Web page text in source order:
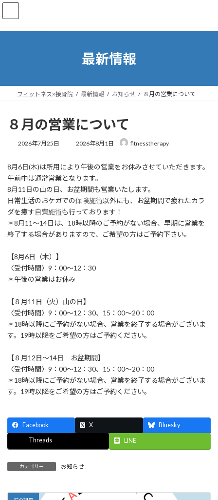
コ
ン
ナ
ー
最新情報
フィットネス×接骨院 最新情報 お知らせ ８月の営業について
８月の営業について
2026年7月25日
最
新
日
時
:
2026年8月1日 fitnesstherapy
8月6日(木)は所用により午後の営業をお休みさせていただきます。
午前中は通常営業となります。
8月11日の山の日、お盆期間も営業いたします。
日常生活のおケガでの保険施術以外にも、お盆期間で疲れたカラ
ダを癒す自費施術も行っております！
＊8月11～14日は、18時以降のご予約がない場合、早期に営業を
終了する場合がありますので、ご希望の方はご予約下さい。
【8月6日（木）】
〈受付時間〉9：00～12：30
＊午後の営業はお休み
【８月11日（火）山の日】
〈受付時間〉9：00～12：30、15：00～20：00
＊18時以降にご予約がない場合、営業を終了する場合がございま
す。19時以降をご希望の方はご予約ください。
【８月12日～14日 お盆期間】
〈受付時間〉9：00～12：30、15：00～20：00
＊18時以降にご予約がない場合、営業を終了する場合がございま
す。19時以降をご希望の方はご予約ください。
Facebook X Bluesky
Threads LINE
カテゴリー お知らせ